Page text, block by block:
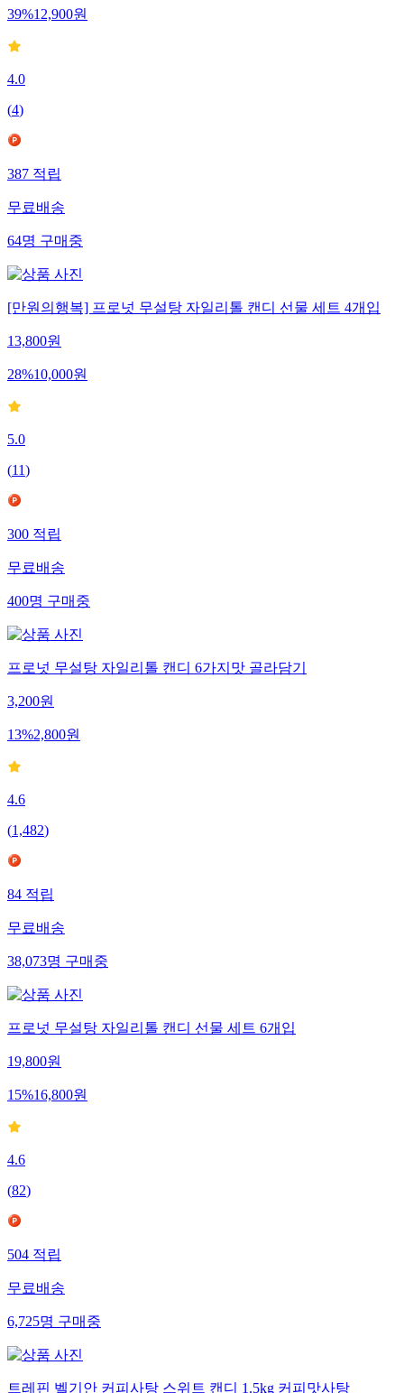
39%12,900원
4.0
(4)
387적립
무료배송
64명구매중
[만원의행복] 프로넛 무설탕 자일리톨 캔디 선물 세트 4개입
13,800원
28%10,000원
5.0
(11)
300적립
무료배송
400명구매중
프로넛 무설탕 자일리톨 캔디 6가지맛 골라담기
3,200원
13%2,800원
4.6
(1,482)
84적립
무료배송
38,073명구매중
프로넛 무설탕 자일리톨 캔디 선물 세트 6개입
19,800원
15%16,800원
4.6
(82)
504적립
무료배송
6,725명구매중